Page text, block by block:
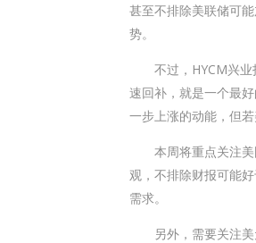
甚至不排除美联储可
势。
不过，HYCM兴业
速回补，就是一个最
一步上涨的动能，但
本周将重点关注美
观，不排除财报可能
需求。
另外，需要关注美